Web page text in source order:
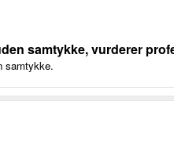
samtykke, vurderer
samtykke.